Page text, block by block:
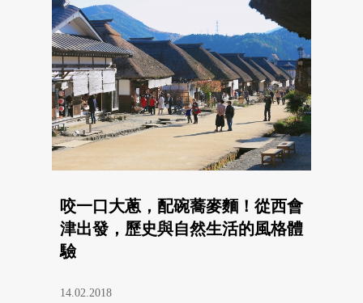
咬一口大蔥，配碗蕎麥麵！從西會
津出發，歷史與自然生活的風格體
驗
14.02.2018